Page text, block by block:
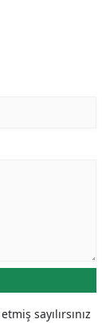
sayılırsınız